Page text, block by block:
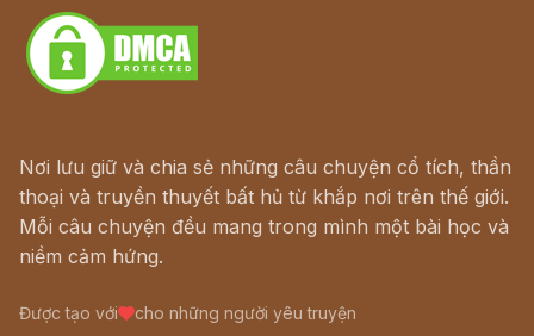
Nơi lưu giữ và chia sẻ những câu chuyện cổ tích, thần
thoại và truyền thuyết bất hủ từ khắp nơi trên thế giới.
Mỗi câu chuyện đều mang trong mình một bài học và
niềm cảm hứng.
Được tạo với cho những người yêu truyện